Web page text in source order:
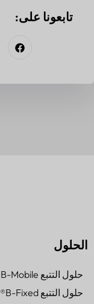
تابعونا على:
الحلول
حلول التتبع B-Mobile®
حلول التتبع B-Fixed®